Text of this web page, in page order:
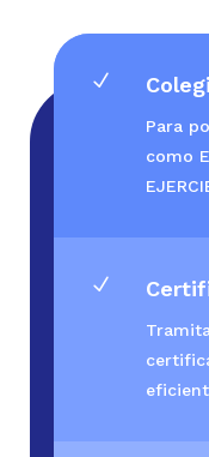
N
Para
como
N